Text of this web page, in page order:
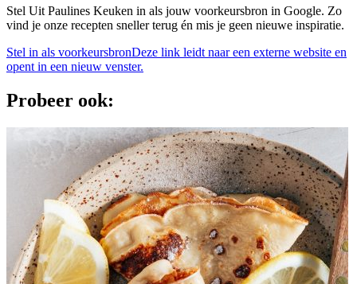
Stel Uit Paulines Keuken in als jouw voorkeursbron in Google. Zo
vind je onze recepten sneller terug én mis je geen nieuwe inspiratie.
Stel in als voorkeursbronDeze link leidt naar een externe website en
opent in een nieuw venster.
Probeer ook: